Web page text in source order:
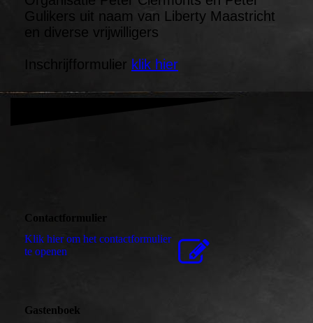
Gulikers uit naam van Liberty Maastricht
en diverse vrijwilligers
Inschrijfformulier klik hier
Contactformulier
Klik hier om het contactformulier
te openen
Gastenboek